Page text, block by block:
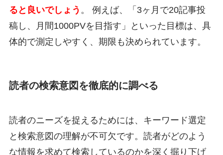
ると良いでしょう 。 例えば、「3ヶ月で20記事投
稿し、月間1000PVを目指す」といった目標は、具
体的で測定しやすく、期限も決められています。
読者の検索意図を徹底的に調べる
読者のニーズを捉えるためには、キーワード選定
と検索意図の理解が不可欠です。読者がどのよう
な情報を求めて検索しているのかを深く掘り下げ